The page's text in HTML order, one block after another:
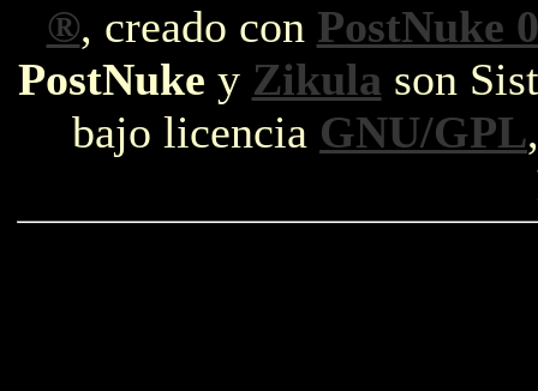
®, creado con PostNuke
PostNuke y Zikula son
bajo licencia GNU/GPL